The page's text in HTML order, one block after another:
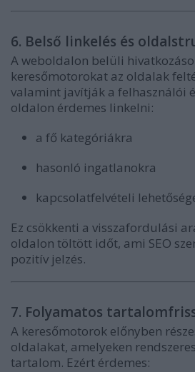
6. Belső linkelés és
A weboldalon belüli
keresőmotorokat az oldalak
valamint javítják a felhasználói
oldalon érdemes linkelni:
a fő kategóriákra
hasonló ingatlanokra
kapcsolatfelvételi
Ez csökkenti a visszafordulási
oldalon töltött időt, ami SEO
pozitív jelzés.
7. Folyamatos
A keresőmotorok előnyben
oldalakat, amelyeken
tartalom. Ezért érdemes: